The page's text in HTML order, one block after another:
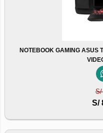
NOTEBOOK GAMING ASUS
S/
S/